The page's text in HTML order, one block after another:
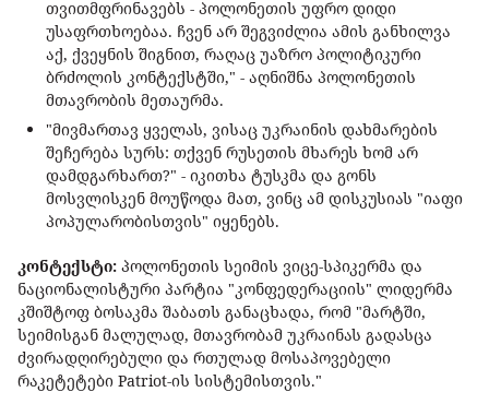
თვითმფრინავებს - პოლონეთის უფრო დიდი
უსაფრთხოებაა. ჩვენ არ შეგვიძლია ამის განხილვა
აქ, ქვეყნის შიგნით, რაღაც უაზრო პოლიტიკური
ბრძოლის კონტექსტში," - აღნიშნა პოლონეთის
მთავრობის მეთაურმა.
"მივმართავ ყველას, ვისაც უკრაინის დახმარების
შეჩერება სურს: თქვენ რუსეთის მხარეს ხომ არ
დამდგარხართ?" - იკითხა ტუსკმა და გონს
მოსვლისკენ მოუწოდა მათ, ვინც ამ დისკუსიას "იაფი
პოპულარობისთვის" იყენებს.
კონტექსტი: პოლონეთის სეიმის ვიცე-სპიკერმა და
ნაციონალისტური პარტია "კონფედერაციის" ლიდერმა
კშიშტოფ ბოსაკმა შაბათს განაცხადა, რომ "მარტში,
სეიმისგან მალულად, მთავრობამ უკრაინას გადასცა
ძვირადღირებული და რთულად მოსაპოვებელი
რაკეტეტები Patriot-ის სისტემისთვის."